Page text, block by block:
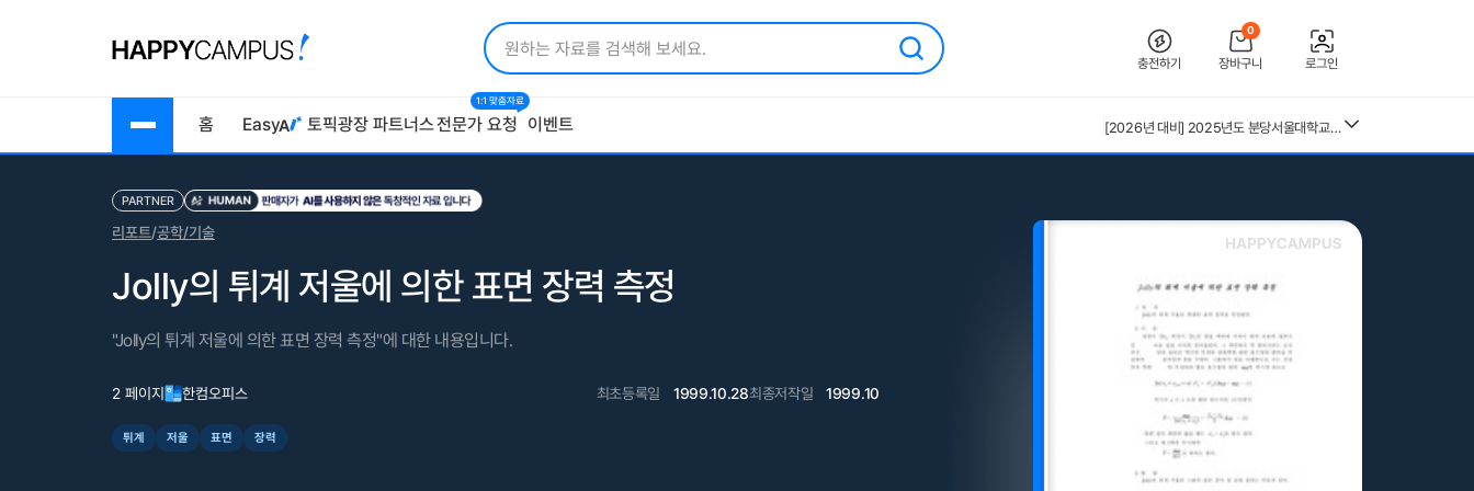
충전하기
0
장바구니 로그인
홈 Easy 토픽광장 파트너스전문가 요청
1:1 맞춤자료
이벤트
[2026년 대비] 2025년도 분당서울대학교병원 AI면접 인증O(자세한 정리, 따성지, 투표 O)
근로복지공단 울산병원 간호사 상세한 면접후기 및 기출질문답변 병원정보 직무상식 80선
수질환경기사 필기 총정리본
kals 필기시험 개념 정리본(출제문제포함)
PARTNER
리포트/공학/기술
Jolly의 튀계 저울에 의한 표면 장력 측정
"Jolly의 튀계 저울에 의한 표면 장력 측정"에 대한 내용입니다.
2 페이지 한컴오피스 최초등록일 1999.10.28최종저작일 1999.10
튀계 저울 표면 장력